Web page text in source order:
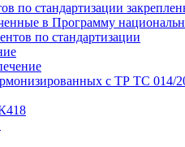
по стандартизации
в Программу
по стандартизации
с ТР ТС 014/